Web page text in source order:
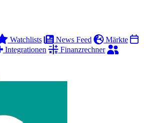
Watchlists News Feed
Märkte
Integrationen
Finanzrechner